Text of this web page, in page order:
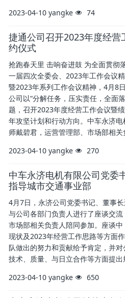
2023-04-10 yangke 74
捷通公司召开2023年度经
约仪式
抢跑春天里 击响奋进鼓 为全面贯彻
一届四次全委会、2023年工作会议
暨2023年系列工作会议精神，4月8
公司以“分解任务，压实责任，全面
题，召开2023年度经营工作会议暨
年攻坚计划和行动方向。中车永济
师戴碧君，运营管理部、市场部相关
2023-04-10 yangke 270
中车永济电机有限公司党委
指导城市交通事业部
4月7日，永济公司党委书记、董事
与公司各部门负责人进行了座谈交
市场部相关负责人陪同参加。座谈
现状及2023年经营工作思路等方面
队做出的努力和贡献给予肯定，并对
技术、质量、与日立合作等方面提出
2023-04-10 yangke 650